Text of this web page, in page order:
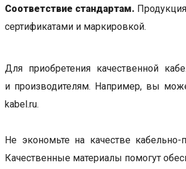
Соответствие стандартам.
сертификатами и маркировкой.
Для приобретения качественной
и производителям. Например, вы
kabel.ru.
Не экономьте на качестве
Качественные материалы помогут